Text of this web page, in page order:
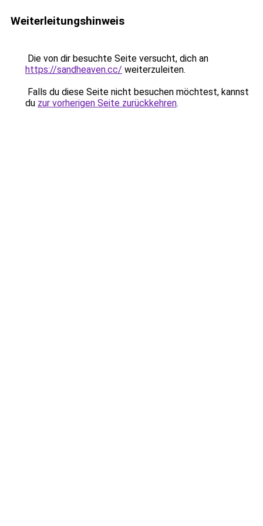
Weiterleitungshinweis
Die von dir besuchte Seite versucht, dich an
https://sandheaven.cc/ weiterzuleiten.
Falls du diese Seite nicht besuchen möchtest, kannst
du zur vorherigen Seite zurückkehren.